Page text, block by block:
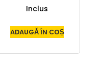
Inclus
ADAUGĂ ÎN COȘ